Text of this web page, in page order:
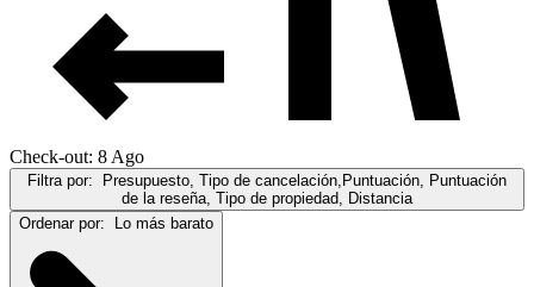
Check-out: 8 Ago
Filtra por:
Presupuesto, Tipo de cancelación,Puntuación, Puntuación
de la reseña, Tipo de propiedad, Distancia
Ordenar por:
Lo más barato